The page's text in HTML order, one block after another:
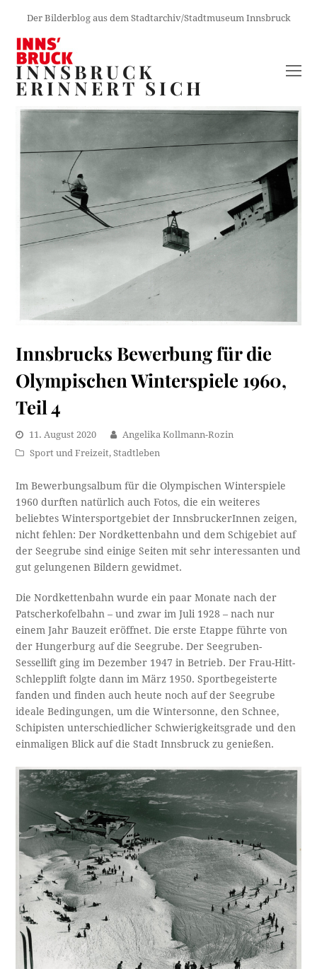
Der Bilderblog aus dem Stadtarchiv/Stadtmuseum Innsbruck
INNSBRUCK
ERINNERT SICH
Innsbrucks Bewerbung für die
Olympischen Winterspiele 1960,
Teil 4
11. August 2020
Angelika Kollmann-Rozin
Sport und Freizeit,Stadtleben
Im Bewerbungsalbum für die Olympischen Winterspiele
1960 durften natürlich auch Fotos, die ein weiteres
beliebtes Wintersportgebiet der InnsbruckerInnen zeigen,
nicht fehlen: Der Nordkettenbahn und dem Schigebiet auf
der Seegrube sind einige Seiten mit sehr interessanten und
gut gelungenen Bildern gewidmet.
Die Nordkettenbahn wurde ein paar Monate nach der
Patscherkofelbahn – und zwar im Juli 1928 – nach nur
einem Jahr Bauzeit eröffnet. Die erste Etappe führte von
der Hungerburg auf die Seegrube. Der Seegruben-
Sessellift ging im Dezember 1947 in Betrieb. Der Frau-Hitt-
Schlepplift folgte dann im März 1950. Sportbegeisterte
fanden und finden auch heute noch auf der Seegrube
ideale Bedingungen, um die Wintersonne, den Schnee,
Schipisten unterschiedlicher Schwierigkeitsgrade und den
einmaligen Blick auf die Stadt Innsbruck zu genießen.